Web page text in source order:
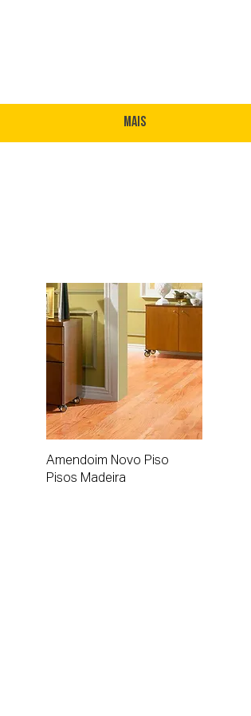
Mais
Visualização rápida
Amendoim Novo Piso
Pisos Madeira